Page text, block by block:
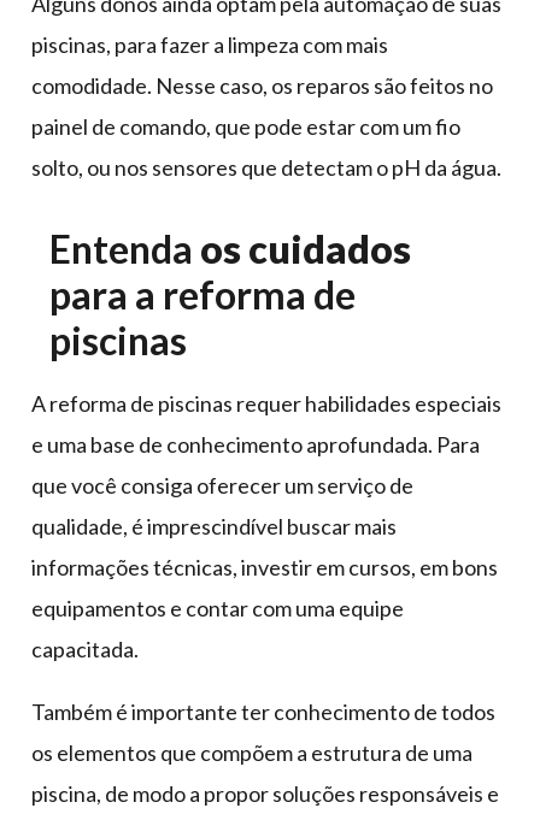
piscinas, para fazer a limpeza com mais
comodidade. Nesse caso, os reparos são feitos no
painel de comando, que pode estar com um fio
solto, ou nos sensores que detectam o pH da água.
Entenda os cuidados
para a reforma de
piscinas
A reforma de piscinas requer habilidades especiais
e uma base de conhecimento aprofundada. Para
que você consiga oferecer um serviço de
qualidade, é imprescindível buscar mais
informações técnicas, investir em cursos, em bons
equipamentos e contar com uma equipe
capacitada.
Também é importante ter conhecimento de todos
os elementos que compõem a estrutura de uma
piscina, de modo a propor soluções responsáveis e